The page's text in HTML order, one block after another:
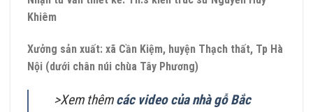
Khiêm
Xưởng sản xuất: xã Cần Kiệm, huyện Thạch thất, Tp Hà
Nội (dưới chân núi chùa Tây Phương)
>Xem thêmcác video của nhà gỗ Bắc